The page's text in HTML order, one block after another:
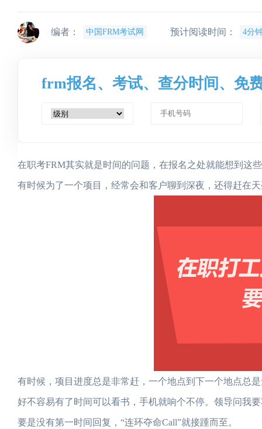
编者： 中国FRM考试网 预计阅读时间： 4分
frm报名、考试、查分时间、免
在职考FRM其实就是时间的问题，在报名之处就能想到这
有时候为了一个项目，经常会和客户聊到深夜，还得赶在
有时候，项目进度总是非常赶，一个地点到下一个地点总
好不容易有了时间可以看书，手机就响个不停。领导问我
要是没有第一时间回复，“连环夺命Call”就接踵而至。